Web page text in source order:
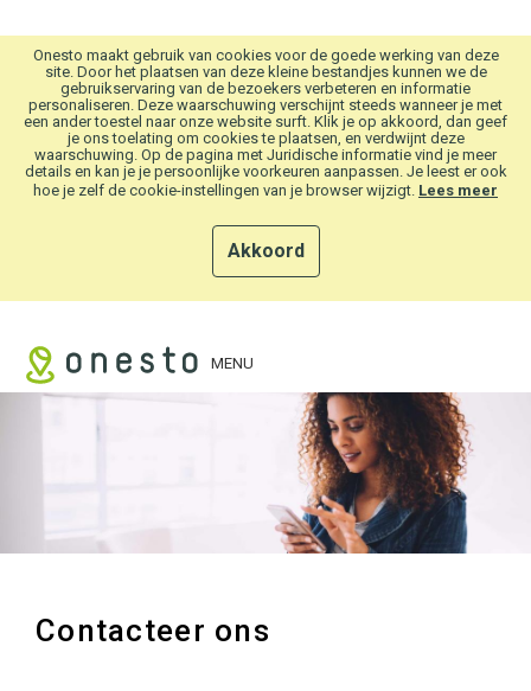
Onesto maakt gebruik van cookies voor de goede werking van deze
site. Door het plaatsen van deze kleine bestandjes kunnen we de
gebruikservaring van de bezoekers verbeteren en informatie
personaliseren. Deze waarschuwing verschijnt steeds wanneer je met
een ander toestel naar onze website surft. Klik je op akkoord, dan geef
je ons toelating om cookies te plaatsen, en verdwijnt deze
waarschuwing. Op de pagina met Juridische informatie vind je meer
details en kan je je persoonlijke voorkeuren aanpassen. Je leest er ook
hoe je zelf de cookie-instellingen van je browser wijzigt. Lees meer
Akkoord
MENU
Contacteer ons